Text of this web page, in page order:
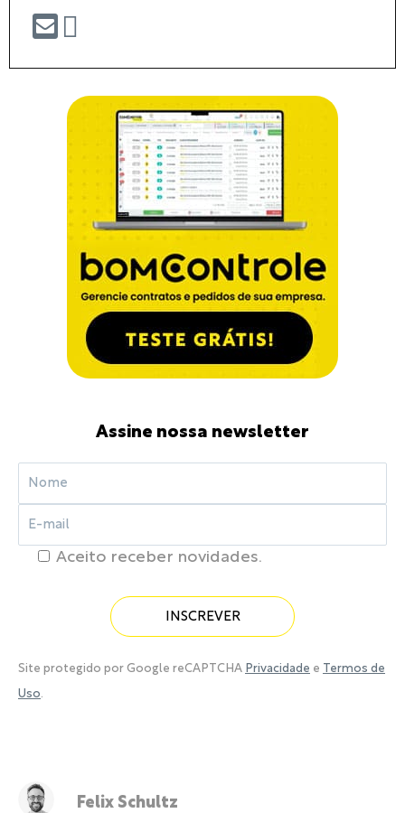
Assine nossa newsletter
Aceito receber novidades.
Site protegido por Google reCAPTCHA Privacidade e Termos de
Uso.
Felix Schultz